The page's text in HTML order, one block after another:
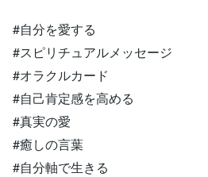
#自分を愛する
#スピリチュアルメッセージ
#オラクルカード
#自己肯定感を高める
#真実の愛
#癒しの言葉
#自分軸で生きる